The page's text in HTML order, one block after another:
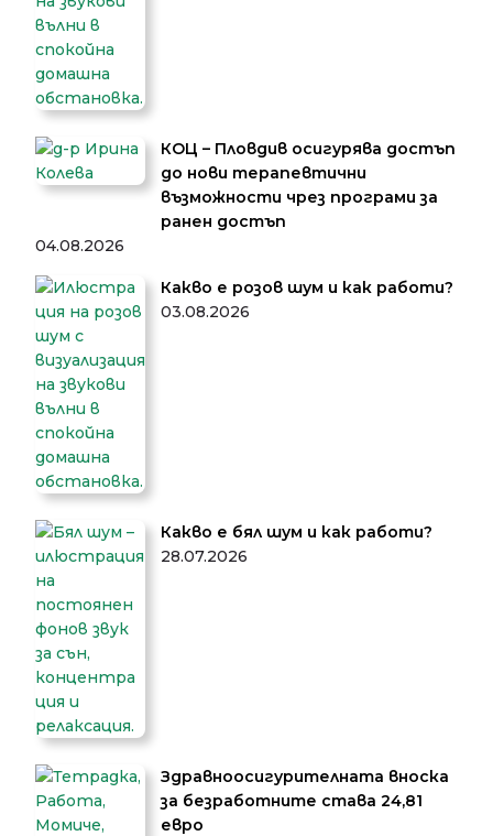
КОЦ – Пловдив осигурява достъп
до нови терапевтични
възможности чрез програми за
ранен достъп
04.08.2026
Какво е розов шум и как работи?
03.08.2026
Какво е бял шум и как работи?
28.07.2026
Здравноосигурителната вноска
за безработните става 24,81
евро